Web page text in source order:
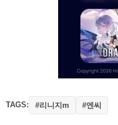
TAGS: #리니지m #엔씨